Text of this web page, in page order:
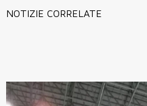
NOTIZIE CORRELATE